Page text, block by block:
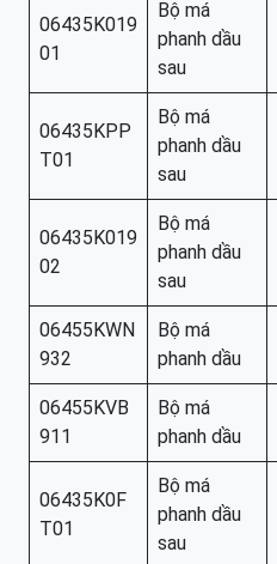
06435K019
01
Bộ má
phanh dầu
sau
06435KPP
T01
Bộ má
phanh dầu
sau
06435K019
02
Bộ má
phanh dầu
sau
06455KWN
932
Bộ má
phanh dầu
06455KVB
911
Bộ má
phanh dầu
06435K0F
T01
Bộ má
phanh dầu
sau